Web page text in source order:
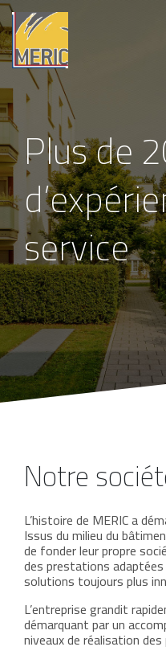
Plus de
service
Notre
L’histoire de MERIC a
Issus du milieu du
de fonder leur propre
des prestations
solutions toujours plus
L’entreprise grandit
démarquant par un
niveaux de réalisation